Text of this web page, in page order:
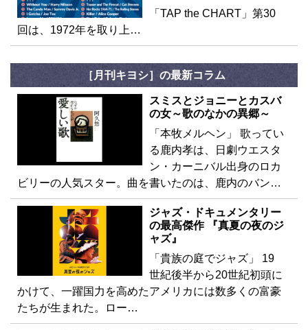
「TAP the CHART」第30
回は、1972年を取り上…
［月刊キヨシ］の最新コラム
スミスとジョニーとカスバ
の女～歌のなかの異郷～
「本牧メルヘン」 歌ってい
る鹿内孝は、日劇ウエスタ
ン・カーニバル出身のロカ
ビリーの人気スター。曲を書いたのは、鹿内のバン…
ジャズ・ドキュメンタリー
の最高傑作 『真夏の夜のジ
ャズ』
「貴族の庭でジャズ」 19
世紀後半から20世紀初頭に
かけて、一躍国力を高めたアメリカには数多くの富豪
たちが生まれた。ロー…